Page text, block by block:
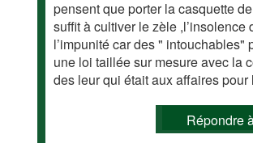
pensent que porter la casquette
suffit à cultiver le zèle ,l’insolence
l’impunité car des " intouchables"
une loi taillée sur mesure avec la
des leur qui était aux affaires pour
Répondre